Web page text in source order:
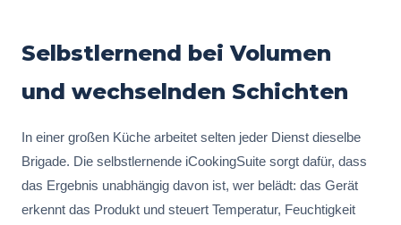
Selbstlernend bei Volumen
und wechselnden Schichten
In einer großen Küche arbeitet selten jeder Dienst dieselbe
Brigade. Die selbstlernende iCookingSuite sorgt dafür, dass
das Ergebnis unabhängig davon ist, wer belädt: das Gerät
erkennt das Produkt und steuert Temperatur, Feuchtigkeit